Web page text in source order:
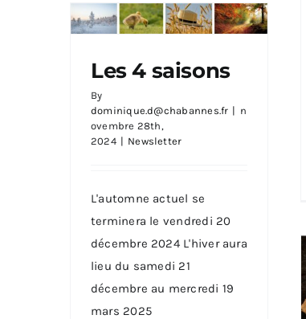
Les 4 saisons
Les 4 saisons
By
dominique.d@chabannes.fr | n
ovembre 28th,
2024 | Newsletter
L'automne actuel se
terminera le vendredi 20
décembre 2024 L'hiver aura
lieu du samedi 21
décembre au mercredi 19
mars 2025